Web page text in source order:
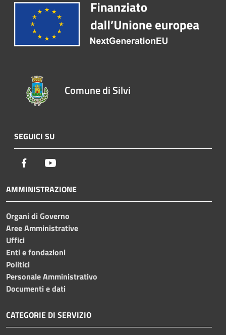
Comune di Silvi
SEGUICI SU
Facebook
AMMINISTRAZIONE
Organi di Governo
Aree Amministrative
Uffici
Enti e fondazioni
Politici
Personale Amministrativo
Documenti e dati
CATEGORIE DI SERVIZIO